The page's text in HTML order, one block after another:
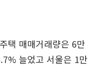
택 매매거래량은 6만
늘었고 서울은 1만